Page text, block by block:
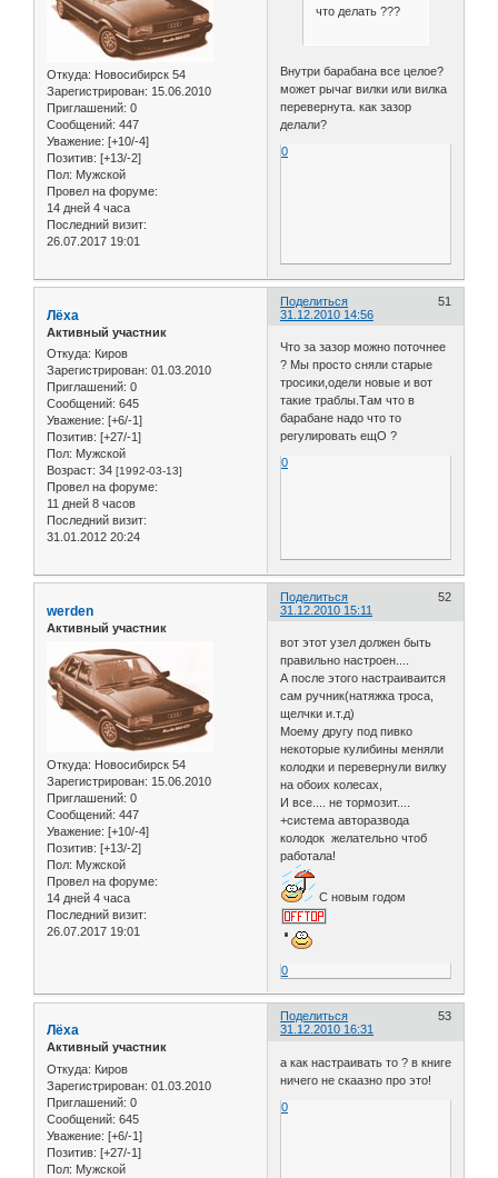
Откуда: Новосибирск 54
Зарегистрирован: 15.06.2010
Приглашений: 0
Сообщений: 447
Уважение: [+10/-4]
Позитив: [+13/-2]
Пол: Мужской
Провел на форуме:
14 дней 4 часа
Последний визит:
26.07.2017 19:01
что делать ???
Внутри барабана все целое?
может рычаг вилки или вилка
перевернута. как зазор
делали?
0
Поделиться
51
31.12.2010 14:56
Лёха
Активный участник
Откуда: Киров
Зарегистрирован: 01.03.2010
Приглашений: 0
Сообщений: 645
Уважение: [+6/-1]
Позитив: [+27/-1]
Пол: Мужской
Возраст: 34 [1992-03-13]
Провел на форуме:
11 дней 8 часов
Последний визит:
31.01.2012 20:24
Что за зазор можно поточнее
? Мы просто сняли старые
тросики,одели новые и вот
такие траблы.Там что в
барабане надо что то
регулировать ещО ?
0
Поделиться
52
31.12.2010 15:11
werden
Активный участник
Откуда: Новосибирск 54
Зарегистрирован: 15.06.2010
Приглашений: 0
Сообщений: 447
Уважение: [+10/-4]
Позитив: [+13/-2]
Пол: Мужской
Провел на форуме:
14 дней 4 часа
Последний визит:
26.07.2017 19:01
вот этот узел должен быть
правильно настроен....
А после этого настраиваится
сам ручник(натяжка троса,
щелчки и.т.д)
Моему другу под пивко
некоторые кулибины меняли
колодки и перевернули вилку
на обоих колесах,
И все.... не тормозит....
+система авторазвода
колодок желательно чтоб
работала!
С новым годом
0
Поделиться
53
31.12.2010 16:31
Лёха
Активный участник
Откуда: Киров
Зарегистрирован: 01.03.2010
Приглашений: 0
Сообщений: 645
Уважение: [+6/-1]
Позитив: [+27/-1]
Пол: Мужской
а как настраивать то ? в книге
ничего не скаазно про это!
0